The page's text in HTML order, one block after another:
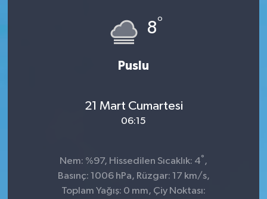
8°
Puslu
21 Mart Cumartesi
06:15
Nem: %97, Hissedilen Sıcaklık: 4° ,
Basınç: 1006 hPa, Rüzgar: 17 km/s,
Toplam Yağış: 0 mm, Çiy Noktası:
Zonguldak